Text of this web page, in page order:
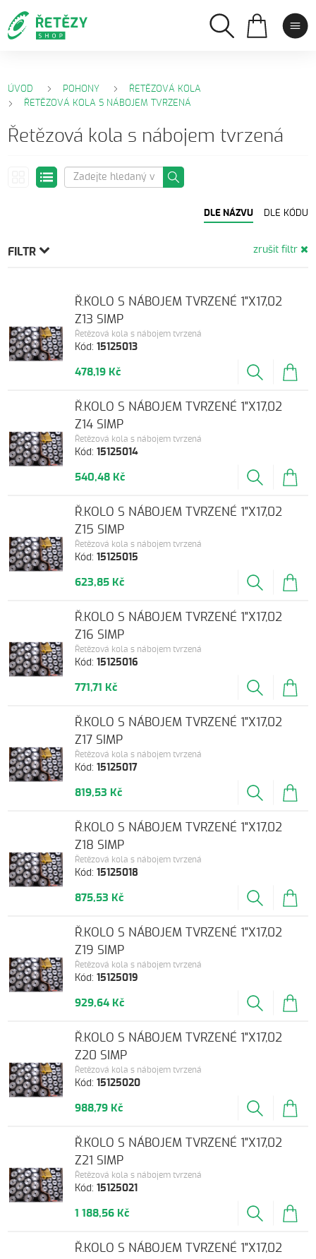
ÚVOD POHONY
ŘETĚZOVÁ KOLA
ŘETĚZOVÁ KOLA S NÁBOJEM TVRZENÁ
Řetězová kola s nábojem tvrzená
DLE NÁZVU DLE KÓDU
FILTR zrušit filtr
Kód:15125013
Řetězová kola s nábojem tvrzená
Ř.KOLO S NÁBOJEM TVRZENÉ 1"X17,02
Z13 SIMP
478,19 Kč
Kód:15125014
Řetězová kola s nábojem tvrzená
Ř.KOLO S NÁBOJEM TVRZENÉ 1"X17,02
Z14 SIMP
540,48 Kč
Kód:15125015
Řetězová kola s nábojem tvrzená
Ř.KOLO S NÁBOJEM TVRZENÉ 1"X17,02
Z15 SIMP
623,85 Kč
Kód:15125016
Řetězová kola s nábojem tvrzená
Ř.KOLO S NÁBOJEM TVRZENÉ 1"X17,02
Z16 SIMP
771,71 Kč
Kód:15125017
Řetězová kola s nábojem tvrzená
Ř.KOLO S NÁBOJEM TVRZENÉ 1"X17,02
Z17 SIMP
819,53 Kč
Kód:15125018
Řetězová kola s nábojem tvrzená
Ř.KOLO S NÁBOJEM TVRZENÉ 1"X17,02
Z18 SIMP
875,53 Kč
Kód:15125019
Řetězová kola s nábojem tvrzená
Ř.KOLO S NÁBOJEM TVRZENÉ 1"X17,02
Z19 SIMP
929,64 Kč
Kód:15125020
Řetězová kola s nábojem tvrzená
Ř.KOLO S NÁBOJEM TVRZENÉ 1"X17,02
Z20 SIMP
988,79 Kč
Kód:15125021
Řetězová kola s nábojem tvrzená
Ř.KOLO S NÁBOJEM TVRZENÉ 1"X17,02
Z21 SIMP
1 188,56 Kč
Ř.KOLO S NÁBOJEM TVRZENÉ 1"X17,02